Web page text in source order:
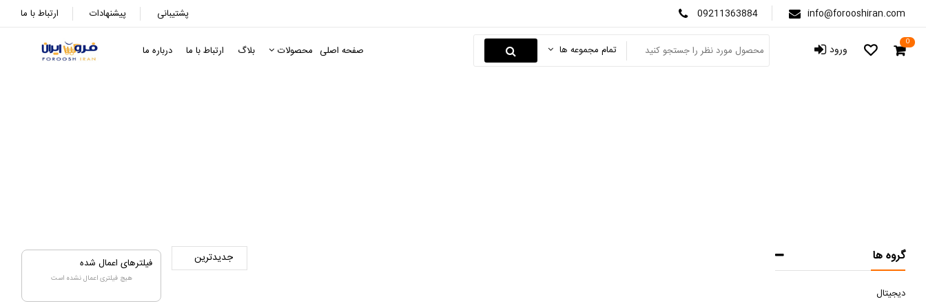
ارتباط با ما پیشنهادات پشتیبانی 09211363884 info@forooshiran.com
صفحه اصلی محصولات بلاگ ارتباط با ما درباره ما تمام مجموعه ها ورود 0
فیلترهای اعمال شده
هیچ فیلتری اعمال نشده است
گروه ها
دیجیتال